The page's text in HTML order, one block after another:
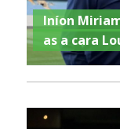
Iníon
as a cara